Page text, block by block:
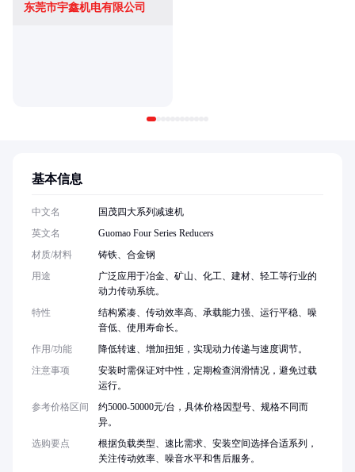
东莞市宇鑫机电有限公司
基本信息
中文名
国茂四大系列减速机
英文名
Guomao Four Series Reducers
材质/材料
铸铁、合金钢
用途
广泛应用于冶金、矿山、化工、建材、轻工等行业的
动力传动系统。
特性
结构紧凑、传动效率高、承载能力强、运行平稳、噪
音低、使用寿命长。
作用/功能
降低转速、增加扭矩，实现动力传递与速度调节。
注意事项
安装时需保证对中性，定期检查润滑情况，避免过载
运行。
参考价格区间
约5000-50000元/台，具体价格因型号、规格不同而
异。
选购要点
根据负载类型、速比需求、安装空间选择合适系列，
关注传动效率、噪音水平和售后服务。